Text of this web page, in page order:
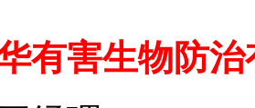
有害生物防